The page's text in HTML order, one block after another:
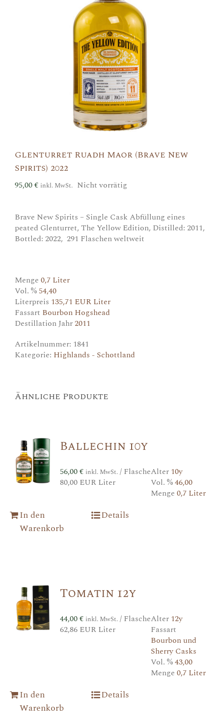
Glenturret Ruadh Maor (Brave New
Spirits) 2022
95,00€ inkl. MwSt. Nicht vorrätig
Brave New Spirits – Single Cask Abfüllung eines
peated Glenturret, The Yellow Edition, Distilled: 2011,
Bottled: 2022, 291 Flaschen weltweit
Menge 0,7 Liter
Vol. % 54,40
Literpreis 135,71 EUR Liter
Fassart Bourbon Hogshead
Destillation Jahr2011
Artikelnummer: 1841
Kategorie: Highlands - Schottland
Ähnliche Produkte
Ballechin 10y
56,00€ inkl. MwSt./ Flasche
80,00 EUR Liter
Alter 10y
Vol. %46,00
Menge 0,7 Liter
In den
Warenkorb
Details
Tomatin 12y
44,00€ inkl. MwSt./ Flasche
62,86 EUR Liter
Alter 12y
Fassart
Bourbon und
Sherry Casks
Vol. %43,00
Menge 0,7 Liter
In den
Warenkorb
Details